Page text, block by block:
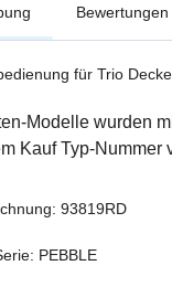
Bewertungen
für Trio
Modelle wurden
Kauf Typ-Nummer
93819RD
PEBBLE